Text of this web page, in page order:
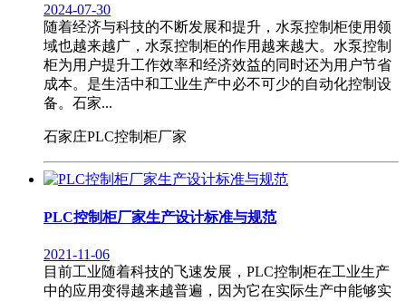
2024-07-30
随着经济与科技的不断发展和提升，水泵控制柜使用领
域也越来越广，水泵控制柜的作用越来越大。水泵控制
柜为用户提升工作效率和经济效益的同时还为用户节省
成本。是生活中和工业生产中必不可少的自动化控制设
备。石家...
石家庄PLC控制柜厂家
PLC控制柜厂家生产设计标准与规范
2021-11-06
目前工业随着科技的飞速发展，PLC控制柜在工业生产
中的应用变得越来越普遍，因为它在实际生产中能够实